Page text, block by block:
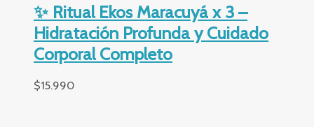
✨ Ritual Ekos Maracuyá x 3 –
Hidratación Profunda y Cuidado
Corporal Completo
$15.990